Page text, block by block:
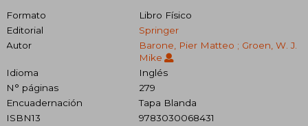
Formato
Libro Físico
Editorial
Springer
Autor
Barone, Pier Matteo ; Groen, W. J.
Mike
Idioma
Inglés
N° páginas
279
Encuadernación
Tapa Blanda
ISBN13
9783030068431